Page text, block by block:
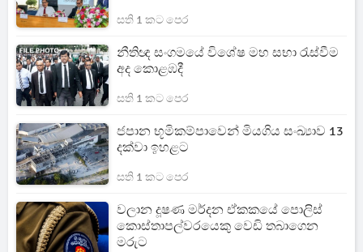
සති 1 කට පෙර
නීතිඥ සංගමයේ විශේෂ මහ සභා රැස්වීම
අද කොළඹදී
සති 1 කට පෙර
ජපාන භූමිකම්පාවෙන් මියගිය සංඛ්‍යාව 13
දක්වා ඉහළට
සති 1 කට පෙර
වලාන දූෂණ මර්දන ඒකකයේ පොලිස්
කොස්තාපල්වරයෙකු වෙඩි තබාගෙන
මරුට